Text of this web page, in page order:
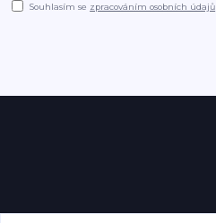
Souhlasím se zpracováním osobních údajů